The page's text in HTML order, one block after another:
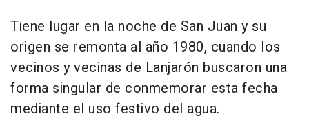
Tiene lugar en la noche de San Juan y su
origen se remonta al año 1980, cuando los
vecinos y vecinas de Lanjarón buscaron una
forma singular de conmemorar esta fecha
mediante el uso festivo del agua.